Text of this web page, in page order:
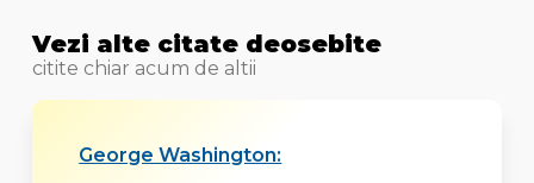
Vezi alte citate deosebite
citite chiar acum de altii
George Washington: